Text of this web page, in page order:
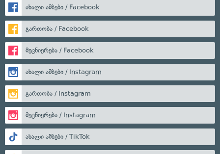
ახალი ამბები / Facebook
გართობა / Facebook
მეცნიერება / Facebook
ახალი ამბები / Instagram
გართობა / Instagram
მეცნიერება / Instagram
ახალი ამბები / TikTok